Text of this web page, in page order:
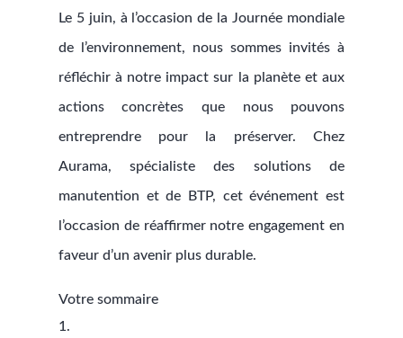
Le 5 juin, à l’occasion de la Journée mondiale
de l’environnement, nous sommes invités à
réfléchir à notre impact sur la planète et aux
actions concrètes que nous pouvons
entreprendre pour la préserver. Chez
Aurama, spécialiste des solutions de
manutention et de BTP, cet événement est
l’occasion de réaffirmer notre engagement en
faveur d’un avenir plus durable.
Votre sommaire